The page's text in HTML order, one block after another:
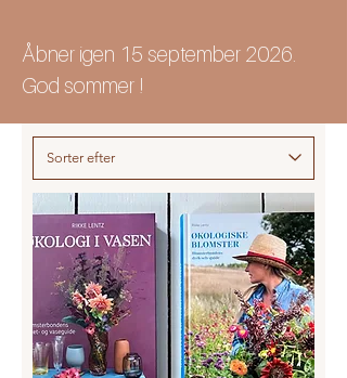
Åbner igen 15 september 2026.
God sommer !